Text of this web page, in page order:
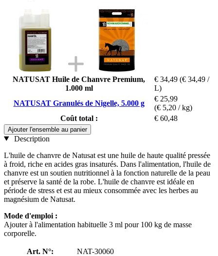
NATUSAT Huile de Chanvre Premium,
1.000 ml
€ 34,49 (€ 34,49 /
L)
NATUSAT Granulés de Nigelle, 5.000 g
€ 25,99
(€ 5,20 / kg)
Coût total :
€ 60,48
Ajouter l'ensemble au panier
Description
L'huile de chanvre de Natusat est une huile de haute qualité pressée
à froid, riche en acides gras insaturés. Dans l'alimentation, l'huile de
chanvre est un soutien nutritionnel à la fonction naturelle de la peau
et préserve la santé de la robe. L'huile de chanvre est idéale en
période de stress et est au mieux consommée avec les herbes au
magnésium de Natusat.
Mode d'emploi :
Ajouter à l'alimentation habituelle 3 ml pour 100 kg de masse
corporelle.
Art. N°:
NAT-30060